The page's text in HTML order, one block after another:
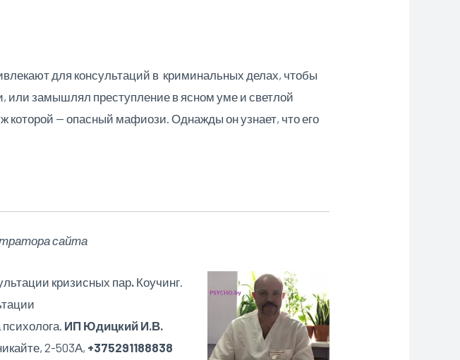
для консультаций в криминальных делах, чтобы
или замышлял преступление в ясном уме и светлой
которой — опасный мафиози. Однажды он узнает, что его
сайта
кризисных пар. Коучинг.
ИП Юдицкий И.В.
2-503А, +375291188838